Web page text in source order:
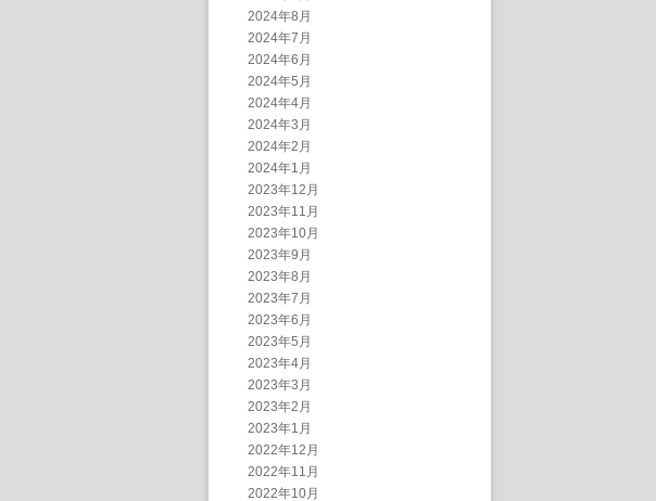
2024年8月
2024年7月
2024年6月
2024年5月
2024年4月
2024年3月
2024年2月
2024年1月
2023年12月
2023年11月
2023年10月
2023年9月
2023年8月
2023年7月
2023年6月
2023年5月
2023年4月
2023年3月
2023年2月
2023年1月
2022年12月
2022年11月
2022年10月